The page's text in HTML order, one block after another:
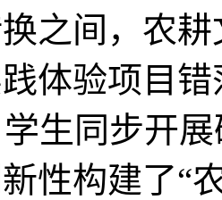
之间，农
体验项目
生同步开
性构建了“